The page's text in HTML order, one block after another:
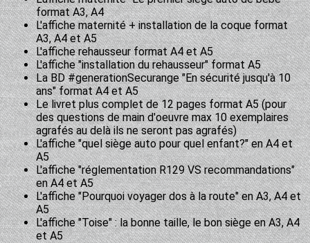
format A3, A4
L'affiche maternité + installation de la coque format
A3, A4 et A5
L'affiche rehausseur format A4 et A5
L'affiche "installation du rehausseur" format A5
La BD #generationSecurange "En sécurité jusqu'à 10
ans" format A4 et A5
Le livret plus complet de 12 pages format A5 (pour
des questions de main d'oeuvre max 10 exemplaires
agrafés au delà ils ne seront pas agrafés)
L'affiche "quel siège auto pour quel enfant?" en A4 et
A5
L'affiche "réglementation R129 VS recommandations"
en A4 et A5
L'affiche "Pourquoi voyager dos à la route" en A3, A4 et
A5
L'affiche "Toise" : la bonne taille, le bon siège en A3, A4
et A5